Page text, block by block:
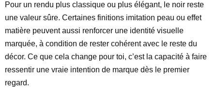
Pour un rendu plus classique ou plus élégant, le noir reste
une valeur sûre. Certaines finitions imitation peau ou effet
matière peuvent aussi renforcer une identité visuelle
marquée, à condition de rester cohérent avec le reste du
décor. Ce que cela change pour toi, c’est la capacité à faire
ressentir une vraie intention de marque dès le premier
regard.